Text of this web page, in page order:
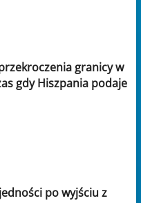
granicy w
gdy Hiszpania podaje
po wyjściu z